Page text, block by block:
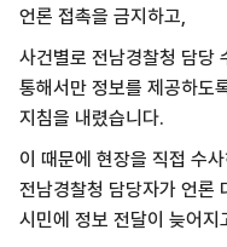
언론 접촉을 금지하고,
사건별로 전남경찰청 담당
통해서만 정보를 제공하도
지침을 내렸습니다.
이 때문에 현장을 직접 수
전남경찰청 담당자가 언론
시민에 정보 전달이 늦어지